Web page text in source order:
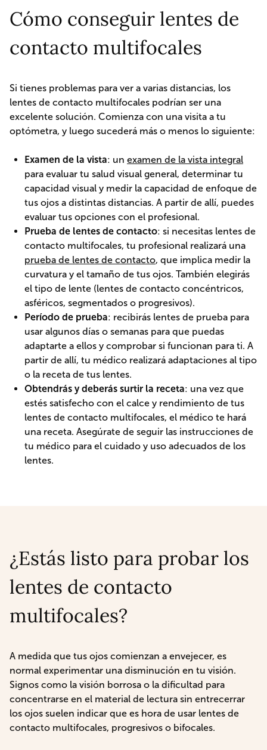
Cómo conseguir lentes de
contacto multifocales
Si tienes problemas para ver a varias distancias, los
lentes de contacto multifocales podrían ser una
excelente solución. Comienza con una visita a tu
optómetra, y luego sucederá más o menos lo siguiente:
Examen de la vista: un examen de la vista integral
para evaluar tu salud visual general, determinar tu
capacidad visual y medir la capacidad de enfoque de
tus ojos a distintas distancias. A partir de allí, puedes
evaluar tus opciones con el profesional.
Prueba de lentes de contacto: si necesitas lentes de
contacto multifocales, tu profesional realizará una
prueba de lentes de contacto, que implica medir la
curvatura y el tamaño de tus ojos. También elegirás
el tipo de lente (lentes de contacto concéntricos,
asféricos, segmentados o progresivos).
Período de prueba: recibirás lentes de prueba para
usar algunos días o semanas para que puedas
adaptarte a ellos y comprobar si funcionan para ti. A
partir de allí, tu médico realizará adaptaciones al tipo
o la receta de tus lentes.
Obtendrás y deberás surtir la receta: una vez que
estés satisfecho con el calce y rendimiento de tus
lentes de contacto multifocales, el médico te hará
una receta. Asegúrate de seguir las instrucciones de
tu médico para el cuidado y uso adecuados de los
lentes.
¿Estás listo para probar los
lentes de contacto
multifocales?
A medida que tus ojos comienzan a envejecer, es
normal experimentar una disminución en tu visión.
Signos como la visión borrosa o la dificultad para
concentrarse en el material de lectura sin entrecerrar
los ojos suelen indicar que es hora de usar lentes de
contacto multifocales, progresivos o bifocales.